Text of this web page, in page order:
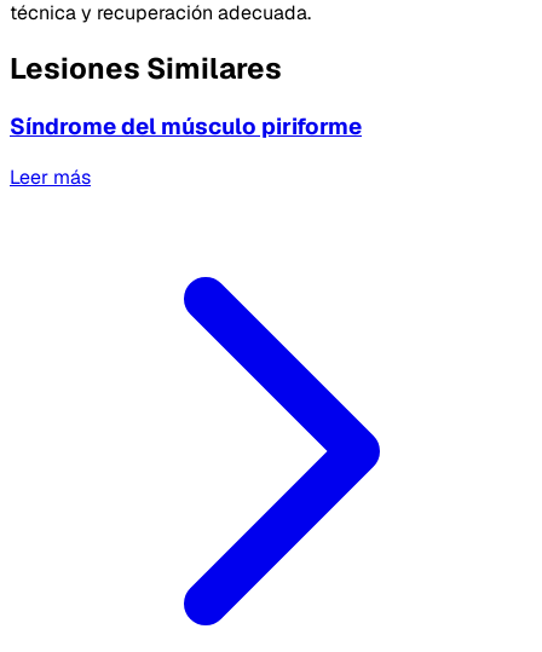
técnica y recuperación adecuada.
Lesiones Similares
Síndrome del músculo piriforme
Leer más